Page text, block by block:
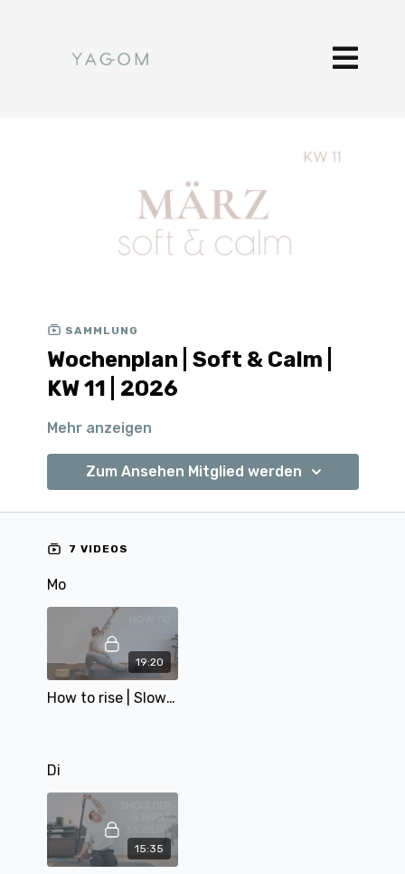
SAMMLUNG
Wochenplan | Soft & Calm |
KW 11 | 2026
Mehr anzeigen
Zum Ansehen Mitglied werden
7 VIDEOS
Mo
19:20
How to rise | Slow Flow Morgenroutine | 19 min | mit Eva
Di
15:35